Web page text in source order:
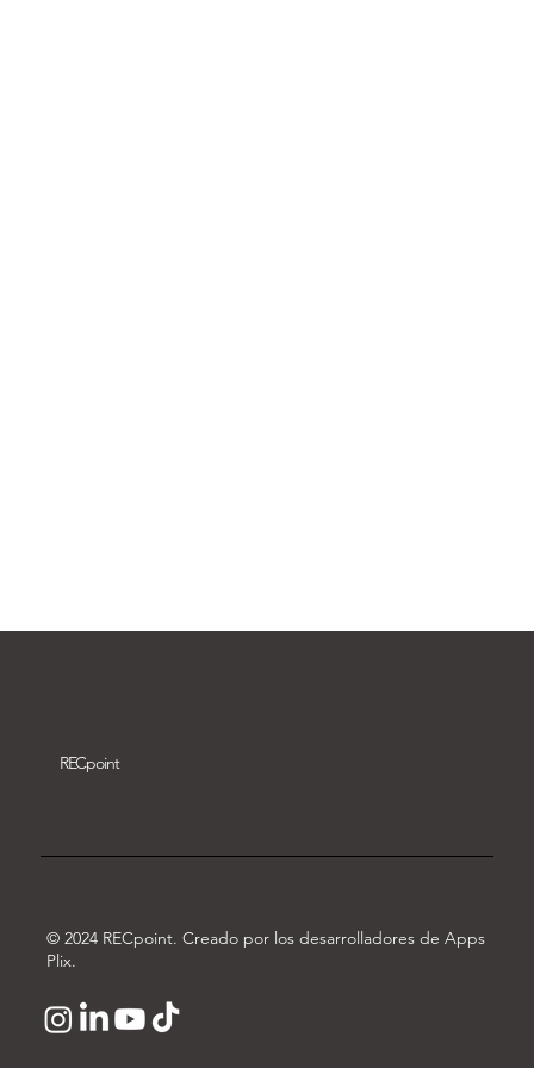
RECpoint
© 2024 RECpoint. Creado por los desarrolladores de Apps
Plix.